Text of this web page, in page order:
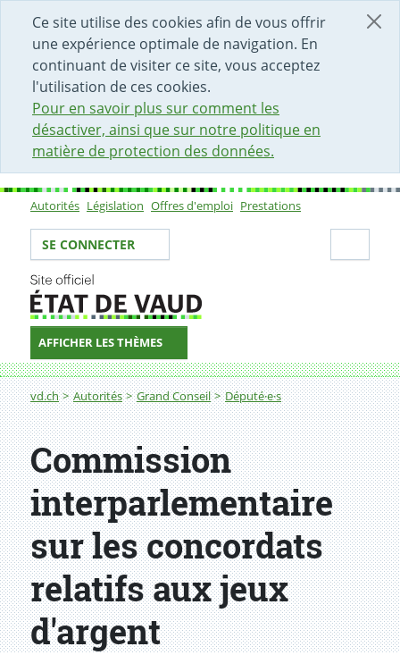
Ce site utilise des cookies afin de vous offrir
une expérience optimale de navigation. En
continuant de visiter ce site, vous acceptez
l'utilisation de ces cookies.
Pour en savoir plus sur comment les
désactiver, ainsi que sur notre politique en
matière de protection des données.
DÉBUT DU CONTENU DE LA PAGE
ACCÈS AU CHAMP DE RECHERCHE
PAGE D'ACCUEIL
FORMULAIRE DE CONTACT
Sous-navigation
Autorités Législation Offres d'emploi Prestations
Votre identité
SE CONNECTER
AFFICHER LES THÈMES
Fil d'Ariane
vd.ch Autorités Grand Conseil Député·e·s
Commission
interparlementaire
sur les concordats
relatifs aux jeux
d'argent